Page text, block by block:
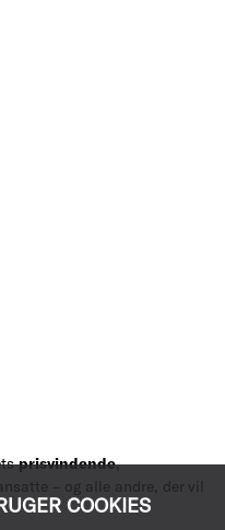
COOKIES
prisvindende,
– og alle andre, der vil